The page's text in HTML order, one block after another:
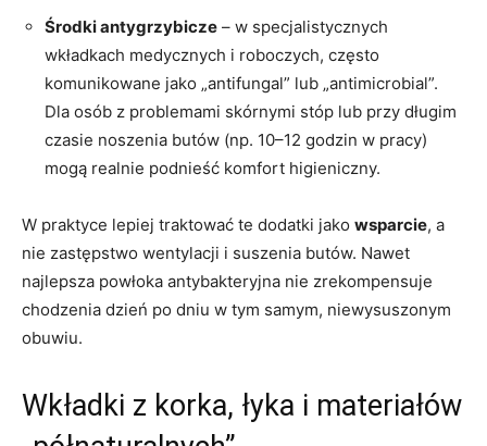
Środki antygrzybicze – w specjalistycznych
wkładkach medycznych i roboczych, często
komunikowane jako „antifungal” lub „antimicrobial”.
Dla osób z problemami skórnymi stóp lub przy długim
czasie noszenia butów (np. 10–12 godzin w pracy)
mogą realnie podnieść komfort higieniczny.
W praktyce lepiej traktować te dodatki jako wsparcie, a
nie zastępstwo wentylacji i suszenia butów. Nawet
najlepsza powłoka antybakteryjna nie zrekompensuje
chodzenia dzień po dniu w tym samym, niewysuszonym
obuwiu.
Wkładki z korka, łyka i materiałów